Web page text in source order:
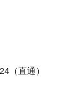
（直通）